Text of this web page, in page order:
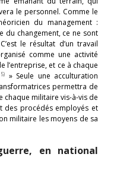
le personnel. Comme le
du management :
du changement, ce ne sont
le résultat d’un travail
comme une activité
l’entreprise, et ce à chaque
» Seule une acculturation
permettra de
militaire vis-à-vis de
des procédés employés et
militaire les moyens de sa
en national